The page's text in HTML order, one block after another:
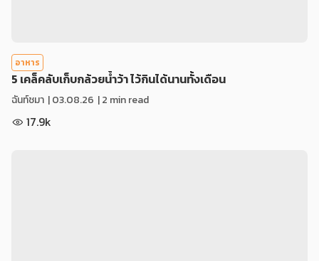
อาหาร
5 เคล็คลับเก็บกล้วยน้ำว้า ไว้กินได้นานทั้งเดือน
ฉันท์ชมา |03.08.26 | 2 min read
17.9k